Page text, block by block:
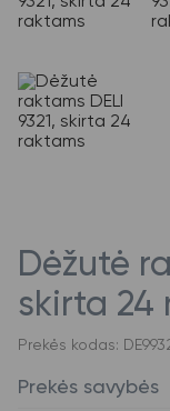
Dėžutė
skirta 24
Prekės kodas:
Prekės savybės